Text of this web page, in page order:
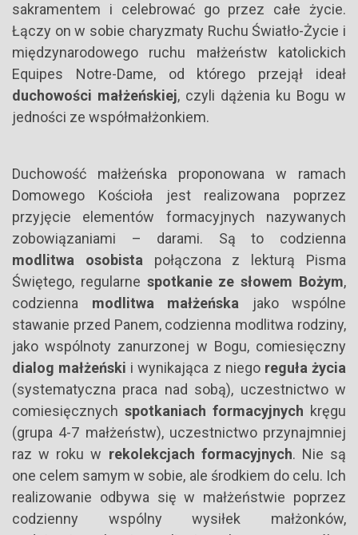
sakramentem i celebrować go przez całe życie.
Łączy on w sobie charyzmaty Ruchu Światło-Życie i
międzynarodowego ruchu małżeństw katolickich
Equipes Notre-Dame, od którego przejął ideał
duchowości małżeńskiej, czyli dążenia ku Bogu w
jedności ze współmałżonkiem.
Duchowość małżeńska proponowana w ramach
Domowego Kościoła jest realizowana poprzez
przyjęcie elementów formacyjnych nazywanych
zobowiązaniami – darami. Są to codzienna
modlitwa osobista połączona z lekturą Pisma
Świętego, regularne spotkanie ze słowem Bożym,
codzienna modlitwa małżeńska jako wspólne
stawanie przed Panem, codzienna modlitwa rodziny,
jako wspólnoty zanurzonej w Bogu, comiesięczny
dialog małżeński i wynikająca z niego reguła życia
(systematyczna praca nad sobą), uczestnictwo w
comiesięcznych spotkaniach formacyjnych kręgu
(grupa 4-7 małżeństw), uczestnictwo przynajmniej
raz w roku w rekolekcjach formacyjnych. Nie są
one celem samym w sobie, ale środkiem do celu. Ich
realizowanie odbywa się w małżeństwie poprzez
codzienny wspólny wysiłek małżonków,